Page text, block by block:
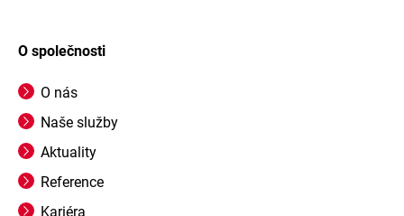
O společnosti
O nás
Naše služby
Aktuality
Reference
Kariéra